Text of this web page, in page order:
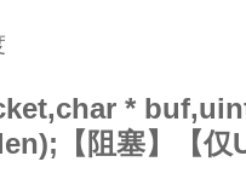
*
【阻塞】【仅